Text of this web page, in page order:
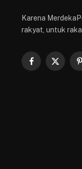
Karena
rakyat, untuk
Facebook
X